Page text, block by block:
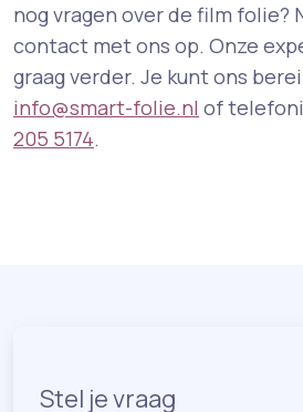
nog vragen over de film folie?
contact met ons op. Onze
graag verder. Je kunt ons
info@smart-folie.nl of
205 5174.
Stel je vraag